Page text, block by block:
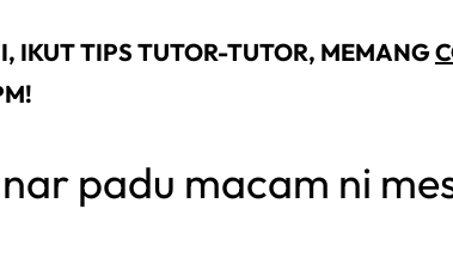
IKUT TIPS TUTOR-TUTOR, MEMANG
padu macam ni